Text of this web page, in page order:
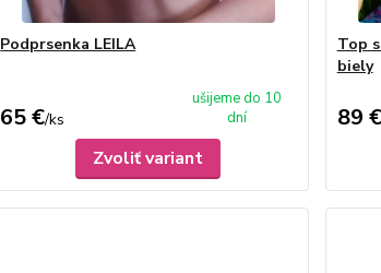
Podprsenka LEILA
65 €/ks
ušijeme do 10
dní
Zvoliť variant
Top
biely
89 €